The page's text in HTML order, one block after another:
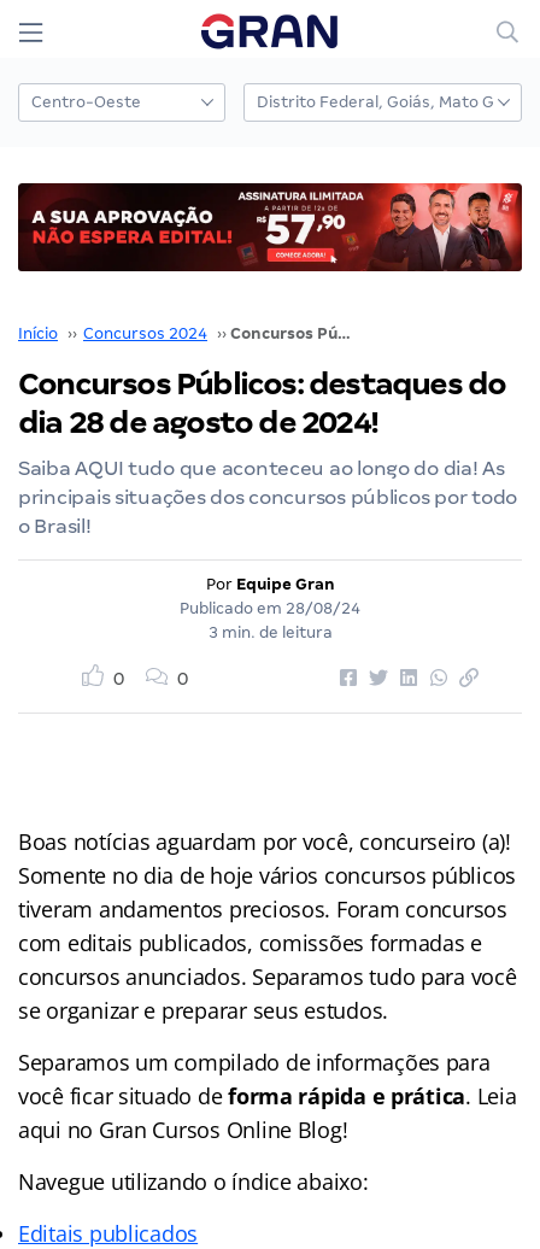
Início ›› Concursos 2024 ›› Concursos Públicos: destaques do dia 28 de agosto de 2024!
Concursos Públicos: destaques do
dia 28 de agosto de 2024!
Saiba AQUI tudo que aconteceu ao longo do dia! As
principais situações dos concursos públicos por todo
o Brasil!
Por Equipe Gran
Publicado em 28/08/24
3 min. de leitura
0 0
Boas notícias aguardam por você, concurseiro (a)!
Somente no dia de hoje vários concursos públicos
tiveram andamentos preciosos. Foram concursos
com editais publicados, comissões formadas e
concursos anunciados. Separamos tudo para você
se organizar e preparar seus estudos.
Separamos um compilado de informações para
você ficar situado deforma rápida e prática. Leia
aqui no Gran Cursos Online Blog!
Navegue utilizando o índiceabaixo:
Editais publicados